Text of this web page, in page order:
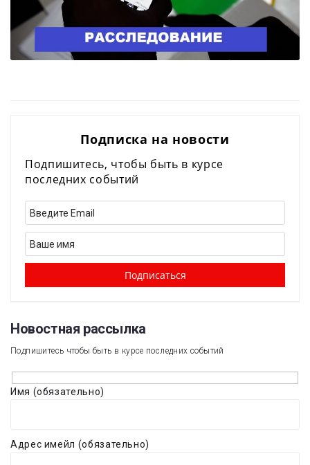
Подписка на новости
Подпишитесь, чтобы быть в курсе
последних событий
Новостная рассылка​
Подпишитесь чтобы быть в курсе последних событий
Имя (обязательно)
Адрес имейл (обязательно)